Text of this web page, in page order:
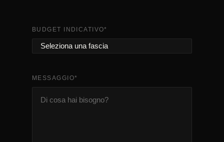
BUDGET INDICATIVO*
MESSAGGIO*